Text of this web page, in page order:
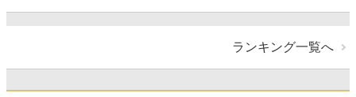
ランキング一覧へ